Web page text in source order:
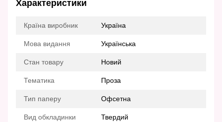
Характеристики
Країна виробник Україна
Мова видання Українська
Стан товару Новий
Тематика Проза
Тип паперу Офсетна
Вид обкладинки Твердий